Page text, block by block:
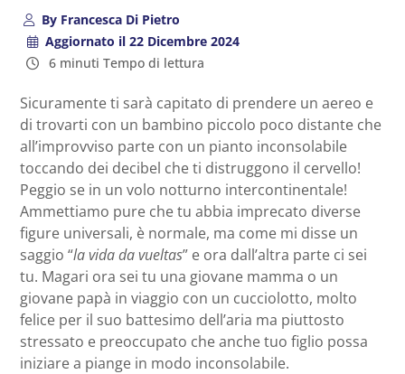
ByFrancesca Di Pietro
Aggiornato il22 Dicembre 2024
6 minuti Tempo di lettura
Sicuramente ti sarà capitato di prendere un aereo e
di trovarti con un bambino piccolo poco distante che
all’improvviso parte con un pianto inconsolabile
toccando dei decibel che ti distruggono il cervello!
Peggio se in un volo notturno intercontinentale!
Ammettiamo pure che tu abbia imprecato diverse
figure universali, è normale, ma come mi disse un
saggio “la vida da vueltas” e ora dall’altra parte ci sei
tu. Magari ora sei tu una giovane mamma o un
giovane papà in viaggio con un cucciolotto, molto
felice per il suo battesimo dell’aria ma piuttosto
stressato e preoccupato che anche tuo figlio possa
iniziare a piange in modo inconsolabile.